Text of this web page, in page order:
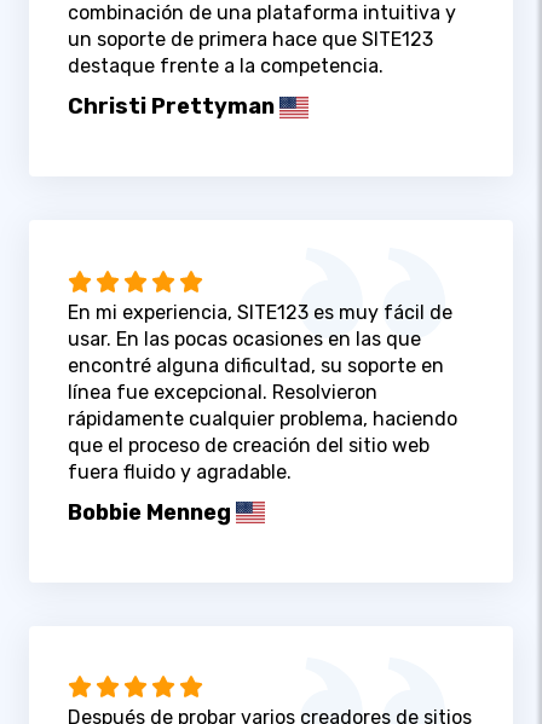
combinación de una plataforma intuitiva y
un soporte de primera hace que SITE123
destaque frente a la competencia.
Christi Prettyman
En mi experiencia, SITE123 es muy fácil de
usar. En las pocas ocasiones en las que
encontré alguna dificultad, su soporte en
línea fue excepcional. Resolvieron
rápidamente cualquier problema, haciendo
que el proceso de creación del sitio web
fuera fluido y agradable.
Bobbie Menneg
Después de probar varios creadores de sitios